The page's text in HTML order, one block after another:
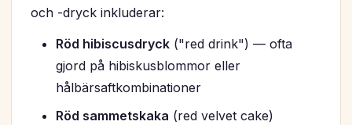
och -dryck inkluderar:
Röd hibiscusdryck ("red drink") — ofta
gjord på hibiskusblommor eller
hålbärsaftkombinationer
Röd sammetskaka (red velvet cake)